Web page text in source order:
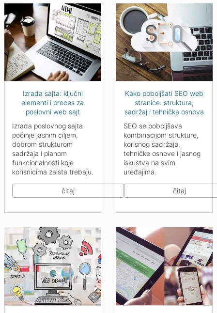
Izrada sajta: ključni
elementi i proces za
poslovni web sajt
Izrada poslovnog sajta
počinje jasnim ciljem,
dobrom strukturom
sadržaja i planom
funkcionalnosti koje
korisnicima zaista trebaju.
čitaj
Kako poboljšati SEO web
stranice: struktura,
sadržaj i tehnička osnova
SEO se poboljšava
kombinacijom strukture,
korisnog sadržaja,
tehničke osnove i jasnog
iskustva na svim
uređajima.
čitaj